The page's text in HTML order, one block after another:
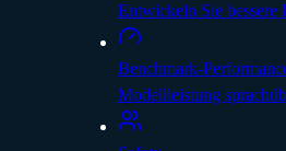
Entwickeln Sie
Benchmark-
Modellleistung